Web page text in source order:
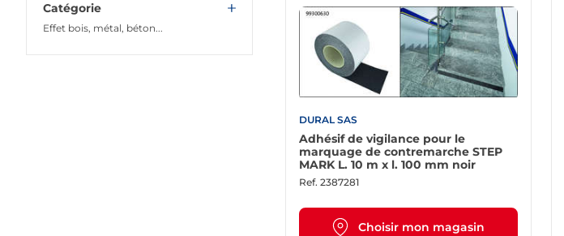
Catégorie
Effet bois, métal, béton...
DURAL SAS
Adhésif de vigilance pour le
marquage de contremarche STEP
MARK L. 10 m x l. 100 mm noir
Ref. 2387281
Choisir mon magasin